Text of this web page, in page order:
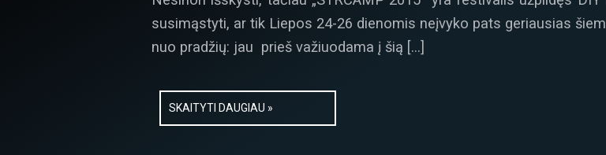
susimąstyti, ar tik Liepos 24-26 dienomis neįvyko pats geriausias
nuo pradžių: jau prieš važiuodama į šią […]
SKAITYTI DAUGIAU »